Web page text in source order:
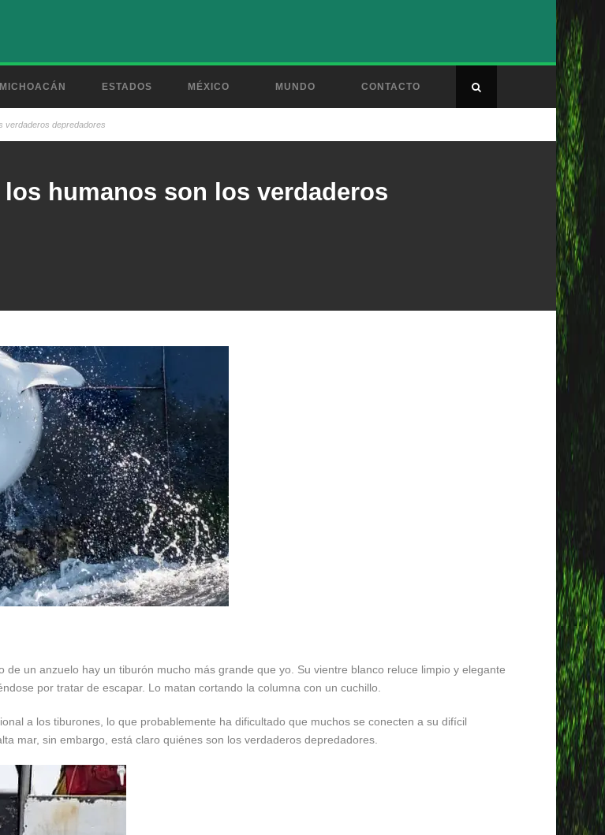
MICHOACÁN ESTADOS MÉXICO MUNDO CONTACTO
verdaderos depredadores
humanos son los verdaderos
un anzuelo hay un tiburón mucho más grande que yo. Su vientre blanco reluce limpio y elegante
por tratar de escapar. Lo matan cortando la columna con un cuchillo.
a los tiburones, lo que probablemente ha dificultado que muchos se conecten a su difícil
mar, sin embargo, está claro quiénes son los verdaderos depredadores.